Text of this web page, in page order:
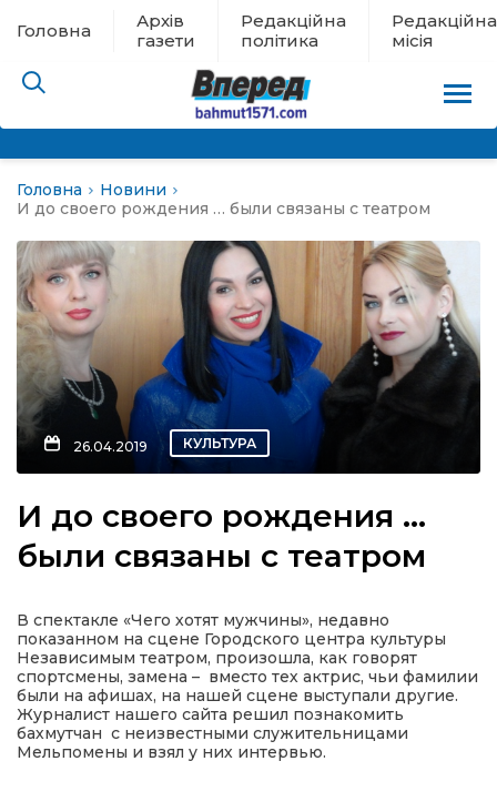
Головна
Архів
газети
Редакційна
політика
Редакційна
місія
евакуації
новини
політика
Головна
Новини
И до своего рождения … были связаны с театром
26.04.2019 КУЛЬТУРА
И до своего рождения …
были связаны с театром
В спектакле «Чего хотят мужчины», недавно
показанном на сцене Городского центра культуры
Независимым театром, произошла, как говорят
спортсмены, замена – вместо тех актрис, чьи фамилии
были на афишах, на нашей сцене выступали другие.
Журналист нашего сайта решил познакомить
бахмутчан с неизвестными служительницами
Мельпомены и взял у них интервью.